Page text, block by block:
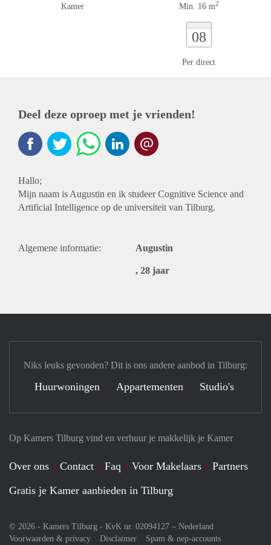
Kamer Min. 16 m2
08
Per direct
Deel deze oproep met je vrienden!
Hallo;
Mijn naam is Augustin en ik studeer Cognitive Science and
Artificial Intelligence op de universiteit van Tilburg.
Algemene informatie: Augustin
, 28 jaar
Op Kamers Tilburg vind en verhuur je makkelijk je Kamer
Over ons Contact Faq Voor Makelaars
Partners
Gratis je Kamer aanbieden in Tilburg
© 2026 - Kamers Tilburg - KvK nr. 02094127 – Nederland
Voorwaarden & privacy
Disclaimer Spam & nep-accounts
Niks leuks gevonden? Dit is ons andere aanbod in Tilburg:
Huurwoningen Appartementen Studio's